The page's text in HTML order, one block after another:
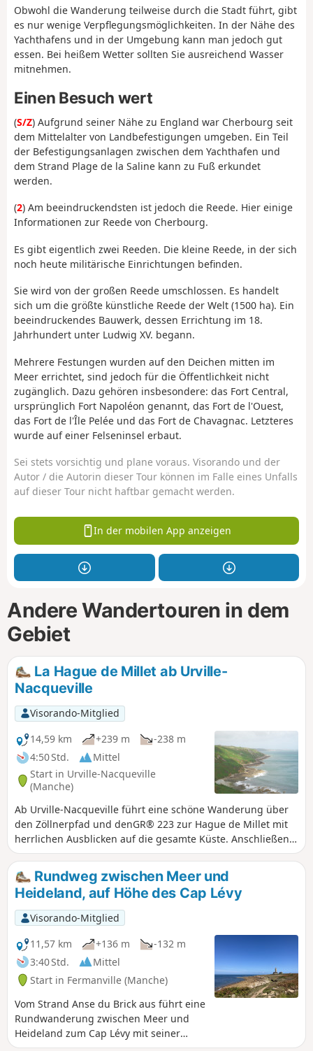
Obwohl die Wanderung teilweise durch die Stadt führt, gibt
es nur wenige Verpflegungsmöglichkeiten. In der Nähe des
Yachthafens und in der Umgebung kann man jedoch gut
essen. Bei heißem Wetter sollten Sie ausreichend Wasser
mitnehmen.
Einen Besuch wert
(S/Z) Aufgrund seiner Nähe zu England war Cherbourg seit
dem Mittelalter von Landbefestigungen umgeben. Ein Teil
der Befestigungsanlagen zwischen dem Yachthafen und
dem Strand Plage de la Saline kann zu Fuß erkundet
werden.
(2) Am beeindruckendsten ist jedoch die Reede. Hier einige
Informationen zur Reede von Cherbourg.
Es gibt eigentlich zwei Reeden. Die kleine Reede, in der sich
noch heute militärische Einrichtungen befinden.
Sie wird von der großen Reede umschlossen. Es handelt
sich um die größte künstliche Reede der Welt (1500 ha). Ein
beeindruckendes Bauwerk, dessen Errichtung im 18.
Jahrhundert unter Ludwig XV. begann.
Mehrere Festungen wurden auf den Deichen mitten im
Meer errichtet, sind jedoch für die Öffentlichkeit nicht
zugänglich. Dazu gehören insbesondere: das Fort Central,
ursprünglich Fort Napoléon genannt, das Fort de l'Ouest,
das Fort de l'Île Pelée und das Fort de Chavagnac. Letzteres
wurde auf einer Felseninsel erbaut.
Sei stets vorsichtig und plane voraus. Visorando und der
Autor / die Autorin dieser Tour können im Falle eines Unfalls
auf dieser Tour nicht haftbar gemacht werden.
In der mobilen App anzeigen
Andere Wandertouren in dem
Gebiet
La Hague de Millet ab Urville-
Nacqueville
Visorando-Mitglied
14,59 km
+239 m
-238 m
4:50 Std.
Mittel
Start in Urville-Nacqueville
(Manche)
Ab Urville-Nacqueville führt eine schöne Wanderung über
den Zöllnerpfad und denGR® 223 zur Hague de Millet mit
herrlichen Ausblicken auf die gesamte Küste. Anschließend
geht es weiter durch die kleinen, für die Region typischen
Dörfer.Rundweg zwischen Meer und
Heideland, auf Höhe des Cap Lévy
Visorando-Mitglied
11,57 km
+136 m
-132 m
3:40 Std.
Mittel
Start in Fermanville (Manche)
Vom Strand Anse du Brick aus führt eine
Rundwanderung zwischen Meer und
Heideland zum Cap Lévy mit seiner
Festung und seinem Leuchtturm, nach